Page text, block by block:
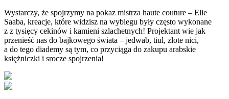
Wystarczy, że spojrzymy na pokaz mistrza haute couture – Elie
Saaba, kreacje, które widzisz na wybiegu były często wykonane
z z tysięcy cekinów i kamieni szlachetnych! Projektant wie jak
przenieść nas do bajkowego świata – jedwab, tiul, złote nici,
a do tego diademy są tym, co przyciąga do zakupu arabskie
księżniczki i srocze spojrzenia!